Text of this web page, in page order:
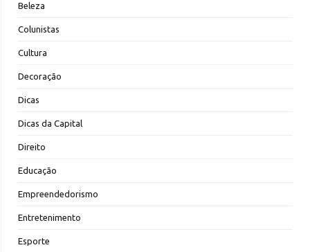
Beleza
Colunistas
Cultura
Decoração
Dicas
Dicas da Capital
Direito
Educação
Empreendedorismo
Entretenimento
Esporte